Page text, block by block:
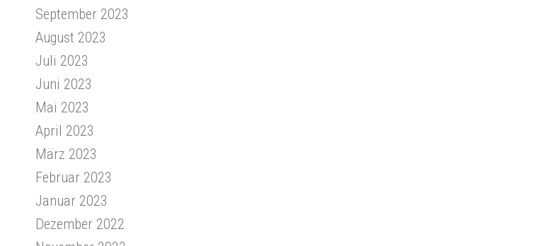
September 2023
August 2023
Juli 2023
Juni 2023
Mai 2023
April 2023
März 2023
Februar 2023
Januar 2023
Dezember 2022